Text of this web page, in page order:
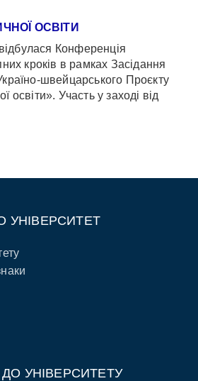
ОСВІТИ
Конференція
кроків в рамках Засідання
швейцарського Проєкту
освіти». Участь у заході від
УНІВЕРСИТЕТ
УНІВЕРСИТЕТУ